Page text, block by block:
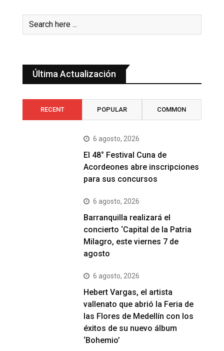
Última Actualización
RECENT POPULAR COMMON
6 agosto, 2026
El 48° Festival Cuna de
Acordeones abre inscripciones
para sus concursos
6 agosto, 2026
Barranquilla realizará el
concierto ‘Capital de la Patria
Milagro, este viernes 7 de
agosto
6 agosto, 2026
Hebert Vargas, el artista
vallenato que abrió la Feria de
las Flores de Medellín con los
éxitos de su nuevo álbum
‘Bohemio’